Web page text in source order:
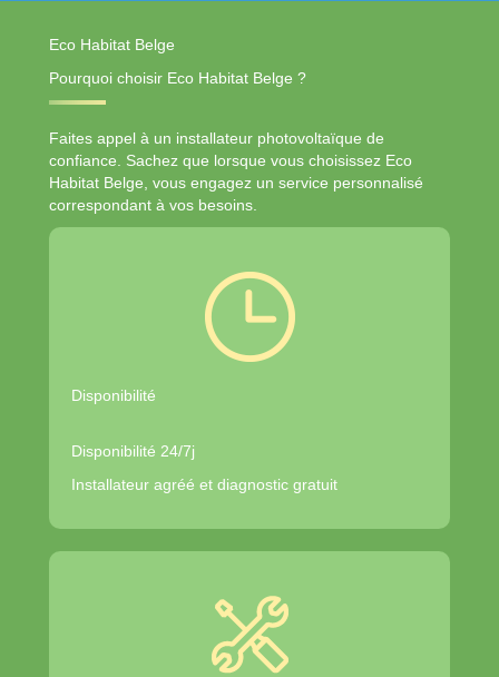
Eco Habitat Belge
Pourquoi choisir Eco Habitat Belge ?
Faites appel à un installateur photovoltaïque de
confiance. Sachez que lorsque vous choisissez Eco
Habitat Belge, vous engagez un service personnalisé
correspondant à vos besoins.
Disponibilité
Disponibilité 24/7j
Installateur agréé et diagnostic gratuit